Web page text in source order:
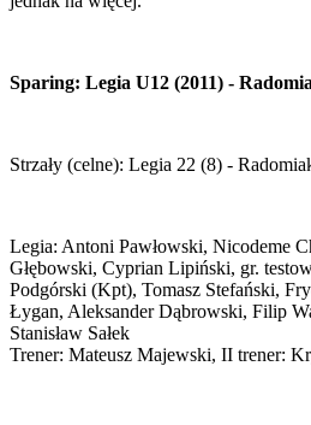
Sparing: Legia U12 (2011) -
Strzały (celne): Legia 22 (8) -
Legia: Antoni Pawłowski, Nicodeme
Głębowski, Cyprian Lipiński, gr.
Podgórski (Kpt), Tomasz Stefański,
Łygan, Aleksander Dąbrowski, Filip
Stanisław Sałek
Trener: Mateusz Majewski, II trener: